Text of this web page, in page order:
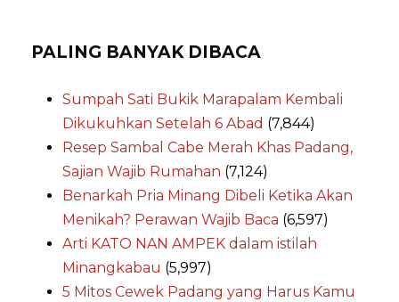
PALING BANYAK DIBACA
Sumpah Sati Bukik Marapalam Kembali
Dikukuhkan Setelah 6 Abad (7,844)
Resep Sambal Cabe Merah Khas Padang,
Sajian Wajib Rumahan (7,124)
Benarkah Pria Minang Dibeli Ketika Akan
Menikah? Perawan Wajib Baca (6,597)
Arti KATO NAN AMPEK dalam istilah
Minangkabau (5,997)
5 Mitos Cewek Padang yang Harus Kamu